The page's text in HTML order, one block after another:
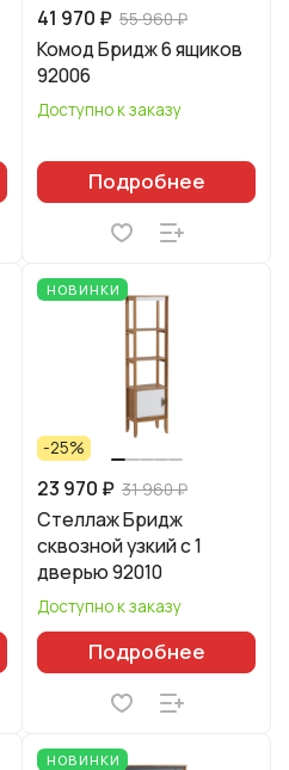
41 970 ₽ 55 960 ₽
Комод Бридж 6 ящиков
92006
Доступно к заказу
Подробнее
НОВИНКИ
-25%
23 970 ₽ 31 960 ₽
Стеллаж Бридж
сквозной узкий с 1
дверью 92010
Доступно к заказу
Подробнее
НОВИНКИ